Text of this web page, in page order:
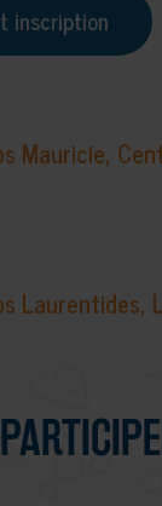
inscription
Mauricie,
Laurentides,